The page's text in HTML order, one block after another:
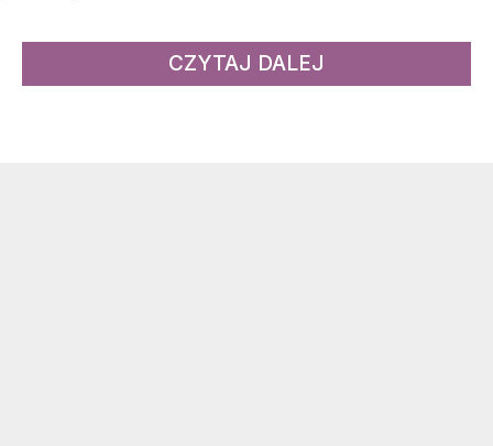
CZYTAJ DALEJ